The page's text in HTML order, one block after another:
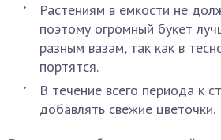
Растениям в емкости не
поэтому огромный букет
разным вазам, так как в
портятся.
В течение всего периода к
добавлять свежие цветочки.